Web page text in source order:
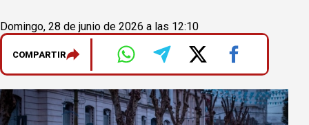
Domingo, 28 de junio de 2026 a las 12:10
COMPARTIR